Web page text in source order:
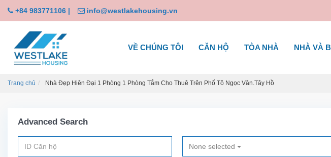
+84 983771106 | info@westlakehousing.vn
VỀ CHÚNG TÔI CĂN HỘ TÒA NHÀ NHÀ VÀ
Trang chủ Nhà Đẹp Hiên Đại 1 Phòng 1 Phòng Tắm Cho Thuê Trên Phố Tô Ngọc Vân.Tây Hồ
Advanced Search
None selected